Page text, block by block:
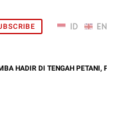
DI TENGAH PETANI, PANEN